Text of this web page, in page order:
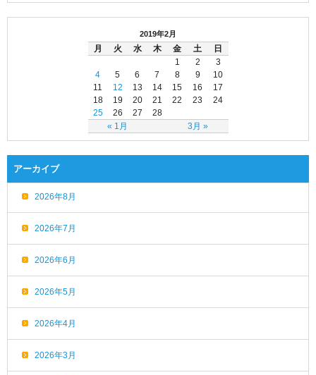
2019年2月
月 火 水 木 金 土 日
« 1月 3月 »
1 2
3
4
5 6 7 8 9
10
11
12 13 14 15 16
17
18
19 20 21 22 23
24
25
26 27 28
アーカイブ
2026年8月
2026年7月
2026年6月
2026年5月
2026年4月
2026年3月